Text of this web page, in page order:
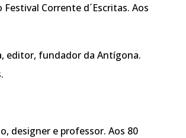
Festival Corrente d´Escritas. Aos
editor, fundador da Antígona.
designer e professor. Aos 80